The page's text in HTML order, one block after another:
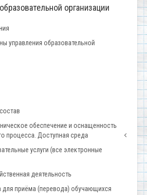
организации
управления образовательной
обеспечение и оснащенность
процесса. Доступная среда
услуги (все электронные
деятельность
для приёма (перевода) обучающихся